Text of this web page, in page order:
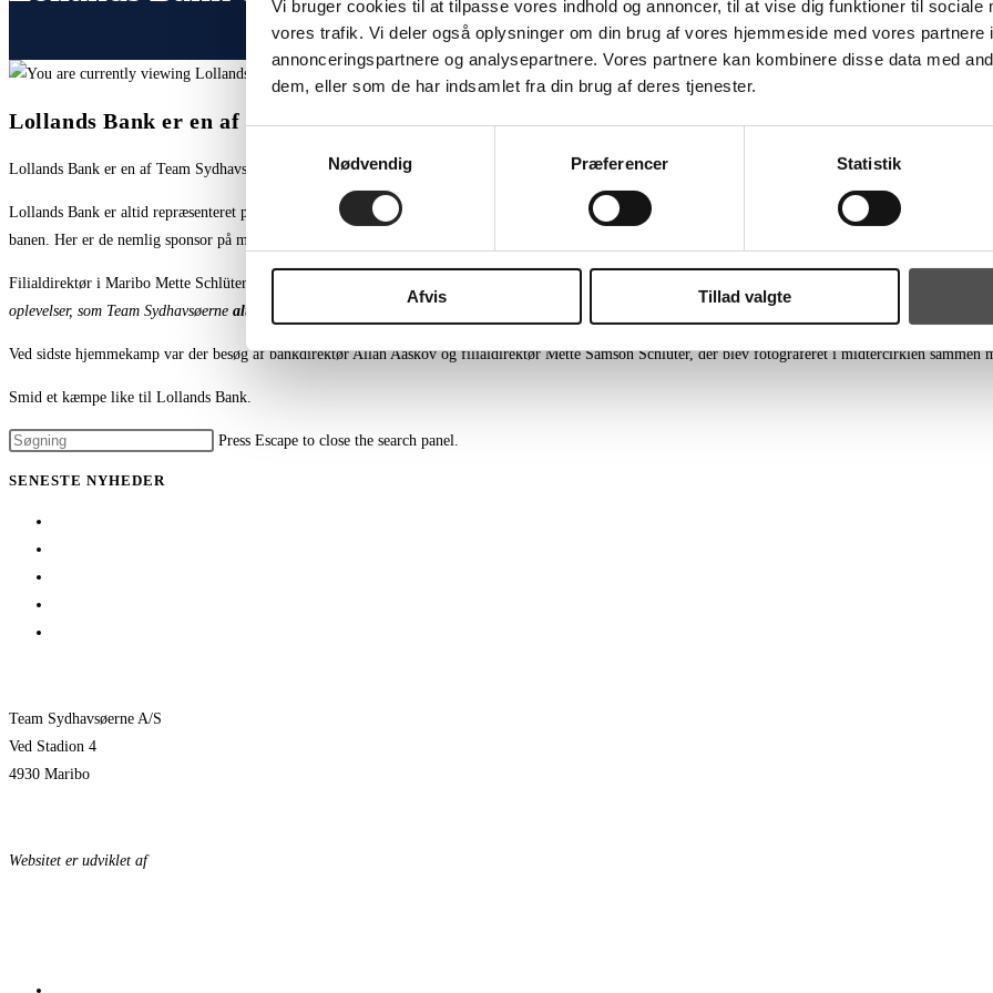
Vi bruger cookies til at tilpasse vores indhold og annoncer, til at vise dig funktioner til sociale
vores trafik. Vi deler også oplysninger om din brug af vores hjemmeside med vores partnere
annonceringspartnere og analysepartnere. Vores partnere kan kombinere disse data med
dem, eller som de har indsamlet fra din brug af deres tjenester.
Nødvendig
Præferencer Statistik
Afvis Tillad valgte
Lollands Bank er en af Team Sydhavsøernes faste støtter
Lollands Bank er en af Team Sydhavsøernes faste støtter og STOR tak for det.
Lollands Bank er altid repræsenteret på sidelinjen når der hjemmekampe i Maribo Hallerne. Men ud over de engagerede medarbejdere, der nyder
banen. Her er de nemlig sponsor på midtercirklen og på målmand Oliver Larsen.
Filialdirektør i Maribo Mette Schlüter siger:
oplevelser, som Team Sydhavsøerne altid
Ved sidste hjemmekamp var der besøg af bankdirektør Allan Aaskov og filialdirektør Mette Samson Schlüter, der blev fotograferet i midtercirklen sammen
Smid et kæmpe like til Lollands Bank.
Press Escape to close the search panel.
SENESTE NYHEDER
Team Sydhavsøerne A/S
Ved Stadion 4
4930 Maribo
Websitet er udviklet af